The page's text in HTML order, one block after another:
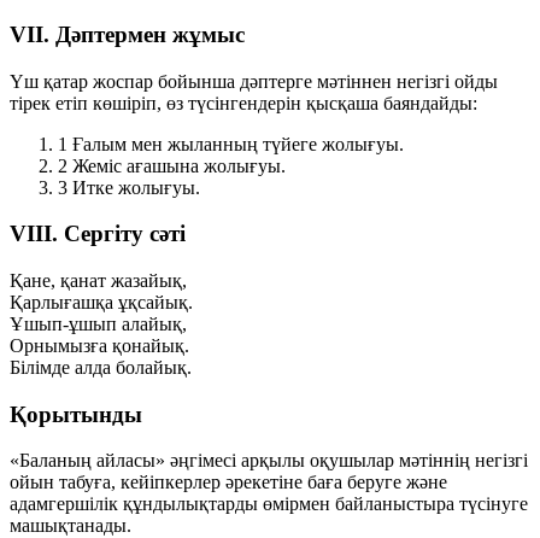
VII. Дәптермен жұмыс
Үш қатар жоспар бойынша дәптерге мәтіннен негізгі ойды
тірек етіп көшіріп, өз түсінгендерін қысқаша баяндайды:
1 Ғалым мен жыланның түйеге жолығуы.
2 Жеміс ағашына жолығуы.
3 Итке жолығуы.
VIII. Сергіту сәті
Қане, қанат жазайық,
Қарлығашқа ұқсайық.
Ұшып-ұшып алайық,
Орнымызға қонайық.
Білімде алда болайық.
Қорытынды
«Баланың айласы» әңгімесі арқылы оқушылар мәтіннің негізгі
ойын табуға, кейіпкерлер әрекетіне баға беруге және
адамгершілік құндылықтарды өмірмен байланыстыра түсінуге
машықтанады.